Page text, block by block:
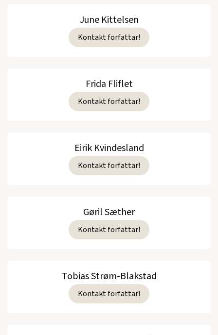
June Kittelsen
Kontakt forfattar!
Frida Fliflet
Kontakt forfattar!
Eirik Kvindesland
Kontakt forfattar!
Gøril Sæther
Kontakt forfattar!
Tobias Strøm-Blakstad
Kontakt forfattar!